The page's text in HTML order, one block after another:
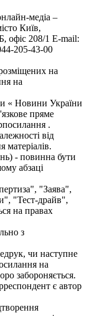
медіа –
Київ,
208/1 E-mail:
205-43-00
на
на
« Новини України
пряме
.
від
матеріалів.
- повинна бути
абзаці
"Заява",
"Тест-драйв",
на правах
з
чи наступне
на
забороняється.
є автор